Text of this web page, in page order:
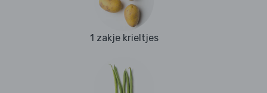
1 zakje krieltjes